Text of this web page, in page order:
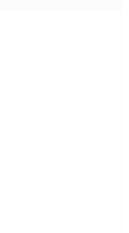
5 hvězdiček.
5 hvězdiček.
5 hvězdiček.